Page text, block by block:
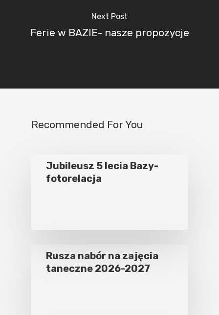
Next Post
Ferie w BAZIE- nasze propozycje
Recommended For You
Jubileusz 5 lecia Bazy-
fotorelacja
Rusza nabór na zajęcia
taneczne 2026-2027